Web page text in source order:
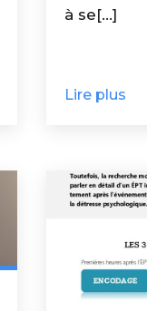
à se[...]
Lire plus